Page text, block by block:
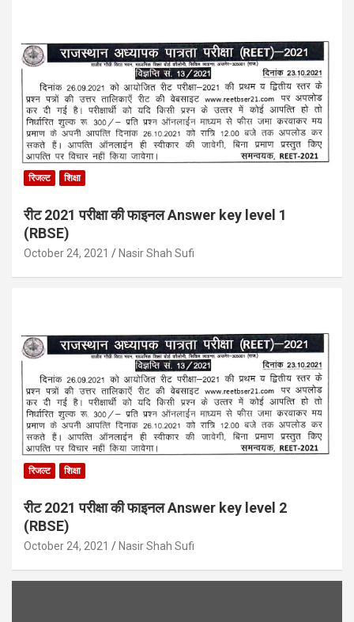
रिजल्ट शिक्षा
रीट 2021 परीक्षा की फाइनल Answer key level 1
(RBSE)
October 24, 2021 Nasir Shah Sufi
रिजल्ट शिक्षा
रीट 2021 परीक्षा की फाइनल Answer key level 2
(RBSE)
October 24, 2021 Nasir Shah Sufi